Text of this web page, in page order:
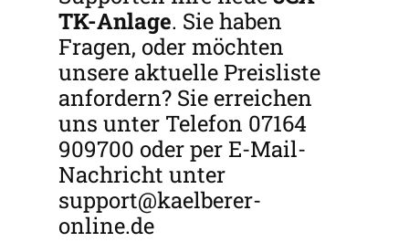
TK-Anlage. Sie haben
Fragen, oder möchten
unsere aktuelle Preisliste
anfordern? Sie erreichen
uns unter Telefon 07164
909700 oder per E-Mail-
Nachricht unter
support@kaelberer-
online.de